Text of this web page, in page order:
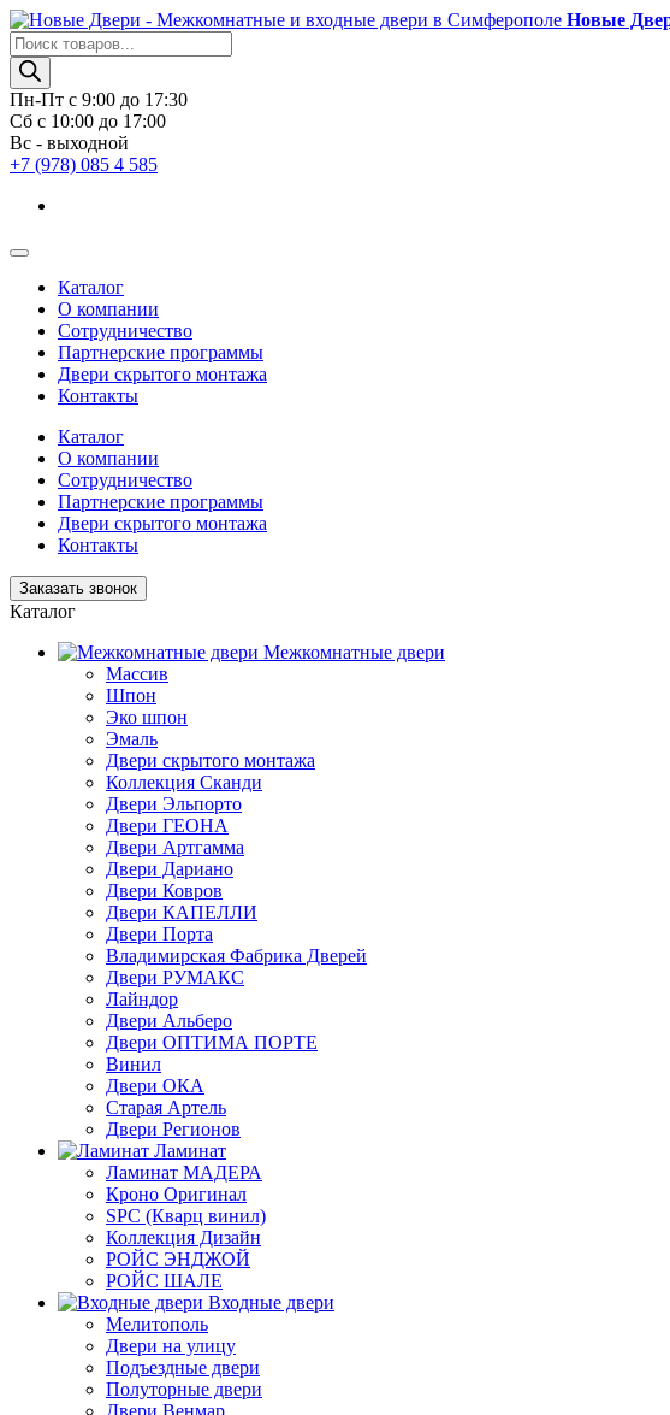
Новые
Поиск
товаров
Пн-Пт с 9:00 до 17:30
Сб с 10:00 до 17:00
Вс - выходной
+7 (978) 085 4 585
Каталог
О компании
Сотрудничество
Партнерские программы
Двери скрытого монтажа
Контакты
Каталог
О компании
Сотрудничество
Партнерские программы
Двери скрытого монтажа
Контакты
Заказать звонок
Каталог
Межкомнатные двери
Массив
Шпон
Эко шпон
Эмаль
Двери скрытого монтажа
Коллекция Сканди
Двери Эльпорто
Двери ГЕОНА
Двери Артгамма
Двери Дариано
Двери Ковров
Двери КАПЕЛЛИ
Двери Порта
Владимирская Фабрика Дверей
Двери РУМАКС
Лайндор
Двери Альберо
Двери ОПТИМА ПОРТЕ
Винил
Двери ОКА
Старая Артель
Двери Регионов
Ламинат
Ламинат МАДЕРА
Кроно Оригинал
SPC (Кварц винил)
Коллекция Дизайн
РОЙС ЭНДЖОЙ
РОЙС ШАЛЕ
Входные двери
Мелитополь
Двери на улицу
Подъездные двери
Полуторные двери
Двери Венмар